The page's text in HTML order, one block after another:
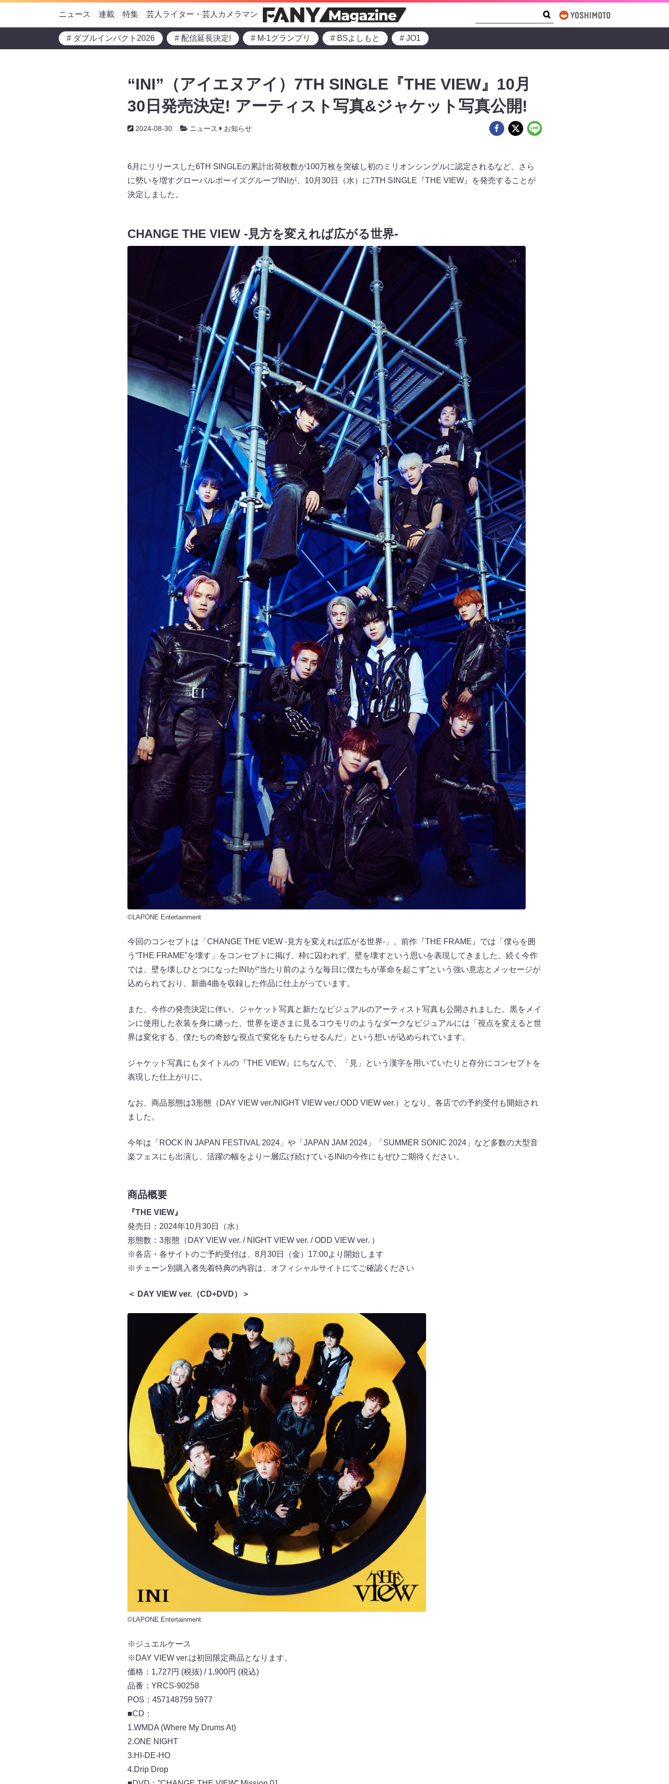
ニュース 連載 特集 芸人ライター・芸人カメラマン
# ダブルインパクト2026 # 配信延長決定! # M-1グランプリ # BSよしもと # JO1
“INI”（アイエヌアイ）7TH SINGLE『THE VIEW』10月
30日発売決定! アーティスト写真&ジャケット写真公開!
2024-08-30 ニュース お知らせ
6月にリリースした6TH SINGLEの累計出荷枚数が100万枚を突破し初のミリオンシングルに認定されるなど、さら
に勢いを増すグローバルボーイズグループINIが、10月30日（水）に7TH SINGLE『THE VIEW』を発売することが
決定しました。
CHANGE THE VIEW -見方を変えれば広がる世界-
©LAPONE Entertainment
今回のコンセプトは「CHANGE THE VIEW -見方を変えれば広がる世界-」。前作『THE FRAME』では「僕らを囲
う“THE FRAME”を壊す」をコンセプトに掲げ、枠に囚われず、壁を壊すという思いを表現してきました。続く今作
では、壁を壊しひとつになったINIが“当たり前のような毎日に僕たちが革命を起こす”という強い意志とメッセージが
込められており、新曲4曲を収録した作品に仕上がっています。
また、今作の発売決定に伴い、ジャケット写真と新たなビジュアルのアーティスト写真も公開されました。黒をメイ
ンに使用した衣装を身に纏った、世界を逆さまに見るコウモリのようなダークなビジュアルには「視点を変えると世
界は変化する、僕たちの奇妙な視点で変化をもたらせるんだ」という想いが込められています。
ジャケット写真にもタイトルの『THE VIEW』にちなんで、「見」という漢字を用いていたりと存分にコンセプトを
表現した仕上がりに。
なお、商品形態は3形態（DAY VIEW ver./NIGHT VIEW ver./ ODD VIEW ver.）となり、各店での予約受付も開始され
ました。
今年は「ROCK IN JAPAN FESTIVAL 2024」や「JAPAN JAM 2024」「SUMMER SONIC 2024」など多数の大型音
楽フェスにも出演し、活躍の幅をより一層広げ続けているINIの今作にもぜひご期待ください。
商品概要
『THE VIEW』
発売日：2024年10月30日（水）
形態数：3形態（DAY VIEW ver. / NIGHT VIEW ver. / ODD VIEW ver. ）
※各店・各サイトのご予約受付は、8月30日（金）17:00より開始します
※チェーン別購入者先着特典の内容は、オフィシャルサイトにてご確認ください
＜ DAY VIEW ver.（CD+DVD）＞
©LAPONE Entertainment
※ジュエルケース
※DAY VIEW ver.は初回限定商品となります。
価格：1,727円 (税抜) / 1,900円 (税込)
品番：YRCS-90258
POS：457148759 5977
■CD：
1.WMDA (Where My Drums At)
2.ONE NIGHT
3.HI-DE-HO
4.Drip Drop